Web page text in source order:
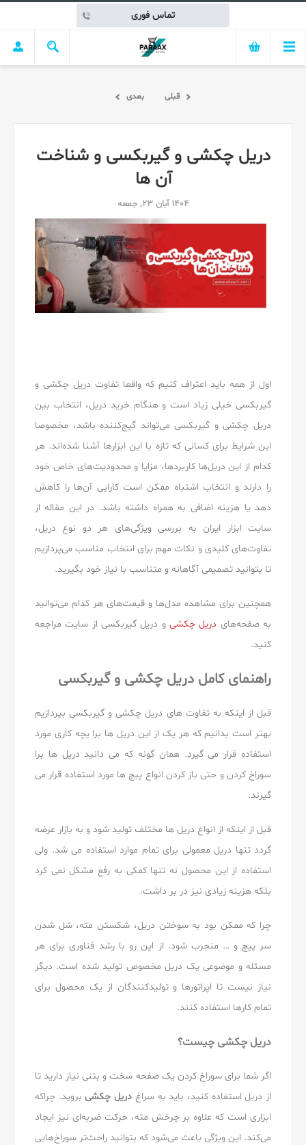
تماس فوری
قبلی بعدی
دریل چکشی و گیربکسی و شناخت
آن ها
1404 آبان 23, جمعه
اول از همه باید اعتراف کنیم که واقعا تفاوت دریل چکشی و
گیربکسی خیلی زیاد است و هنگام خرید دریل، انتخاب بین
دریل چکشی و گیربکسی می‌تواند گیج‌کننده باشد، مخصوصا
این شرایط برای کسانی که تازه با این ابزارها آشنا شده‌اند. هر
کدام از این دریل‌ها کاربردها، مزایا و محدودیت‌های خاص خود
را دارند و انتخاب اشتباه ممکن است کارایی آن‌ها را کاهش
دهد یا هزینه اضافی به همراه داشته باشد. در این مقاله از
سایت ابزار ایران به بررسی ویژگی‌های هر دو نوع دریل،
تفاوت‌های کلیدی و نکات مهم برای انتخاب مناسب می‌پردازیم
تا بتوانید تصمیمی آگاهانه و متناسب با نیاز خود بگیرید.
همچنین برای مشاهده مدل‌ها و قیمت‌های هر کدام می‌توانید
به صفحه‌های دریل چکشی و دریل گیربکسی از سایت مراجعه
کنید.
راهنمای کامل دریل چکشی و گیربکسی
قبل از اینکه به تفاوت های دریل چکشی و گیربکسی بپردازیم
بهتر است بدانیم که هر یک از این دریل ها برا یچه کاری مورد
استفاده قرار می گیرد. همان گونه که می دانید دریل ها برا
سوراخ کردن و حتی باز کردن انواع پیج ها مورد استفاده قرار می
گیرند.
قبل از اینکه از انواع دریل ها مختلف تولید شود و به بازار عرضه
گردد تنها دریل معمولی برای تمام موارد استفاده می شد. ولی
استفاده از این محصول نه تنها کمکی به رفع مشکل نمی کرد
بلکه هزینه زیادی نیز در بر داشت.
چرا که ممکن بود به سوختن دریل، شکستن مته، شل شدن
سر پیچ و … منجرب شود. از این رو با رشد فناوری برای هر
مسئله و موضوعی یک دریل مخصوص تولید شده است. دیگر
نیاز نیست تا اپراتورها و تولیدکنندگان از یک محصول برای
تمام کارها استفاده کنند.
دریل چکشی چیست؟
اگر شما برای سوراخ کردن یک صفحه سخت و بتنی نیاز دارید تا
از دریل استفاده کنید، باید به سراغ دریل چکشیبروید. چراکه
ابزاری است که علاوه بر چرخش مته، حرکت ضربه‌ای نیز ایجاد
می‌کند. این ویژگی باعث می‌شود که بتوانید راحت‌تر سوراخ‌هایی